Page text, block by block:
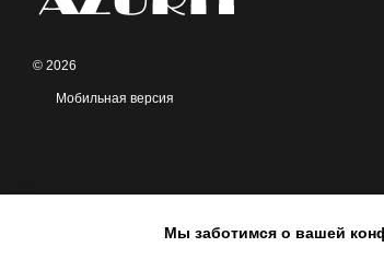
© 2026
Мобильная версия
Мы заботимся о вашей